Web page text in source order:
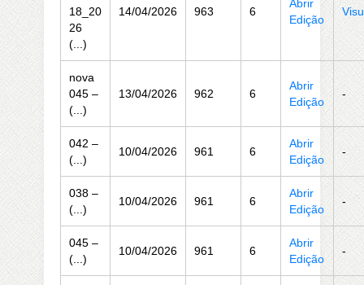
18_20
26
(...)
14/04/2026 963 6
Abrir
Edição
nova
045 –
(...)
13/04/2026 962 6
Abrir
Edição
-
042 –
(...)
10/04/2026 961 6
Abrir
Edição
-
038 –
(...)
10/04/2026 961 6
Abrir
Edição
-
045 –
(...)
10/04/2026 961 6
Abrir
Edição
-